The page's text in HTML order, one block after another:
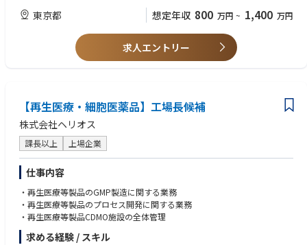
・Responsible for continuous benefit-risk assessment.
・Contributes to submission strategy and regulatory filings.
・Addresses safety issues.
Serves as Chairperson of the Global Early Clinical Development (ECD) Tea
m and/or Medical Sub-Team (MST), depending on project stage.
Responsibilities include:
Proposing team members together with the (Associate) Therapeutic Area
Head.
Representing ECD/MST on:
・Core Team
・Therapeutic Area Leadership Committee (TALC)
・Clinical Expert Committee (CEC)
・Human Pharma Steering Committee (HPSC)
し、価値創造を行った経験
■経験 スキル〈尚可〉
●ITツールの開発もしくはAI等の活用による業務効率改善の経験
東京都 想定年収 800 万円 ~ 1,400 万円
求人エントリー
【再生医療・細胞医薬品】工場長候補
株式会社ヘリオス
課長以上 上場企業
仕事内容
・再生医療等製品のGMP製造に関する業務
・再生医療等製品のプロセス開発に関する業務
・再生医療等製品CDMO施設の全体管理
求める経験 / スキル